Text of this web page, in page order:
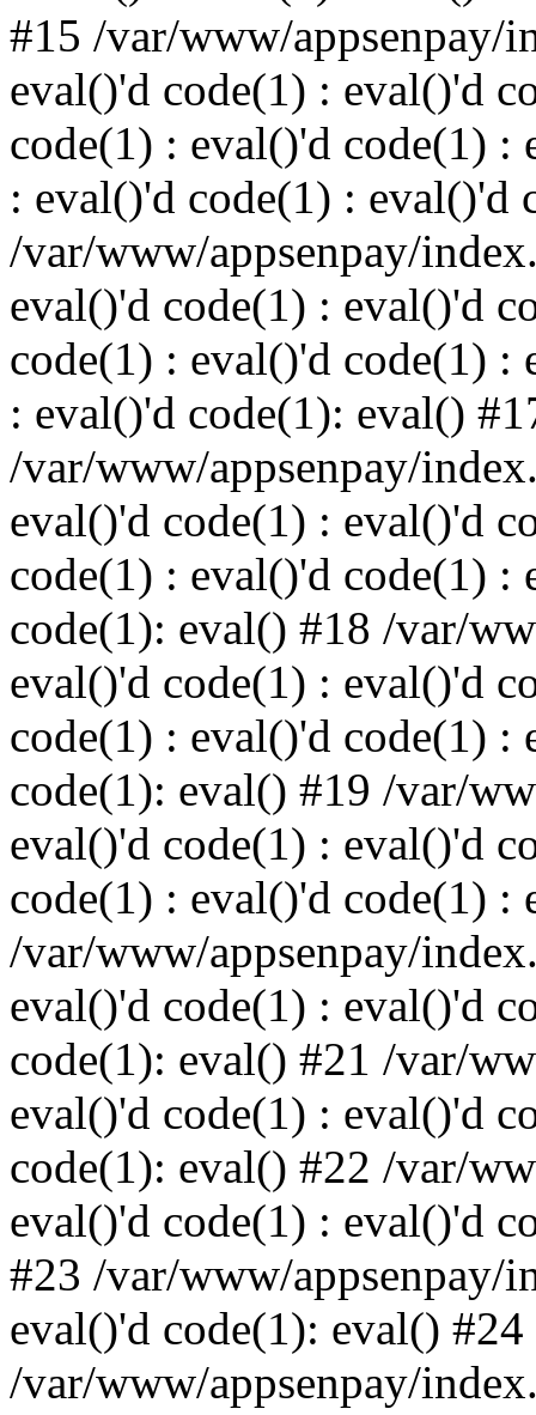
#15 /var/www/appsenpay/
eval()'d code(1) : eval()'d
code(1) : eval()'d code(1) :
: eval()'d code(1) : eval()'d
/var/www/appsenpay/
eval()'d code(1) : eval()'d
code(1) : eval()'d code(1) :
: eval()'d code(1): eval()
/var/www/appsenpay/
eval()'d code(1) : eval()'d
code(1) : eval()'d code(1) :
code(1): eval() #18 /var/
eval()'d code(1) : eval()'d
code(1) : eval()'d code(1) :
code(1): eval() #19 /var/
eval()'d code(1) : eval()'d
code(1) : eval()'d code(1) :
/var/www/appsenpay/
eval()'d code(1) : eval()'d
code(1): eval() #21 /var/
eval()'d code(1) : eval()'d
code(1): eval() #22 /var/
eval()'d code(1) : eval()'d
#23 /var/www/appsenpay/
eval()'d code(1): eval() #24
/var/www/appsenpay/